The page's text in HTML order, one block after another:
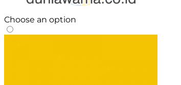
Choose an option